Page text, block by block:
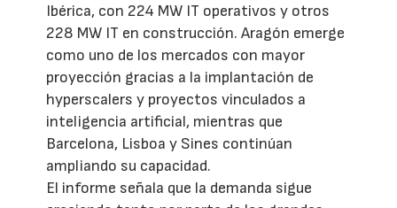
Ibérica, con 224 MW IT operativos y otros
228 MW IT en construcción. Aragón emerge
como uno de los mercados con mayor
proyección gracias a la implantación de
hyperscalers y proyectos vinculados a
inteligencia artificial, mientras que
Barcelona, Lisboa y Sines continúan
ampliando su capacidad.
El informe señala que la demanda sigue